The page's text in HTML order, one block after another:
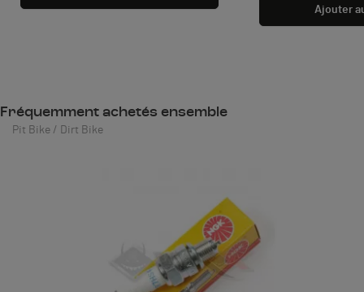
Ajouter
Fréquemment achetés ensemble
Pit Bike / Dirt Bike